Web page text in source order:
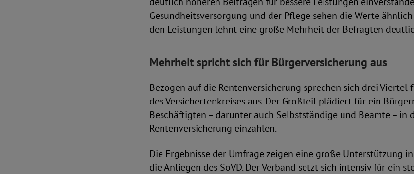
Gesundheitsversorgung und der Pflege sehen die Werte
den Leistungen lehnt eine große Mehrheit der Befragten
Mehrheit spricht sich für Bürgerversicherung aus
Bezogen auf die Rentenversicherung sprechen sich drei Viertel
des Versichertenkreises aus. Der Großteil plädiert für ein
Beschäftigten – darunter auch Selbstständige und Beamte – in
Rentenversicherung einzahlen.
Die Ergebnisse der Umfrage zeigen eine große Unterstützung
die Anliegen des SoVD. Der Verband setzt sich intensiv für ein